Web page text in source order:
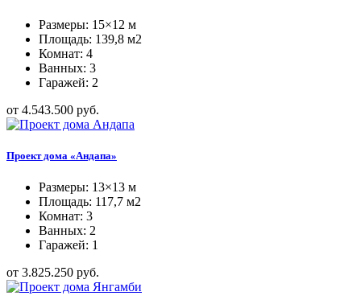
Размеры: 15×12 м
Площадь: 139,8 м2
Комнат: 4
Ванных: 3
Гаражей: 2
от 4.543.500 руб.
Проект дома «Андапа»
Размеры: 13×13 м
Площадь: 117,7 м2
Комнат: 3
Ванных: 2
Гаражей: 1
от 3.825.250 руб.